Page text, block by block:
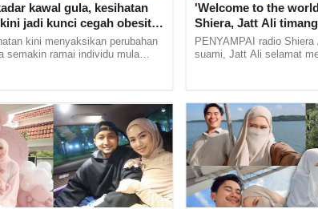
kawal gula, kesihatan
jadi kunci cegah obesiti
kini menyaksikan perubahan
semakin ramai individu mula
'Welcome to the
Shiera, Jatt Ali
PENYAMPAI radio
suami, Jatt Ali selamat